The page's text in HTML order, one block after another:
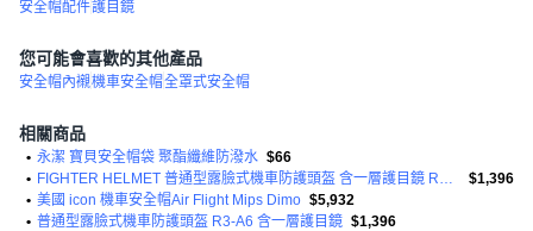
安全帽配件護目鏡
您可能會喜歡的其他產品
安全帽內襯機車安全帽全罩式安全帽
相關商品
• 永潔 寶貝安全帽袋 聚酯纖維防潑水 $66
•
FIGHTER HELMET 普通型露臉式機車防護頭盔 含一層護目鏡 R3-A6
$1,396
• 美國 icon 機車安全帽Air Flight Mips Dimo $5,932
• 普通型露臉式機車防護頭盔 R3-A6 含一層護目鏡 $1,396